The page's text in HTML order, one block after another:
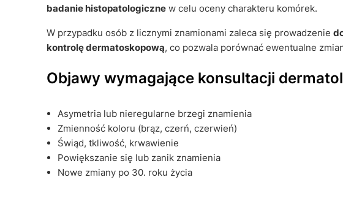
badanie histopatologiczne w celu oceny charakteru komórek.
W przypadku osób z licznymi znamionami zaleca się prowadzenie
kontrolę dermatoskopową, co pozwala porównać ewentualne
Objawy wymagające konsultacji
Asymetria lub nieregularne brzegi znamienia
Zmienność koloru (brąz, czerń, czerwień)
Świąd, tkliwość, krwawienie
Powiększanie się lub zanik znamienia
Nowe zmiany po 30. roku życia